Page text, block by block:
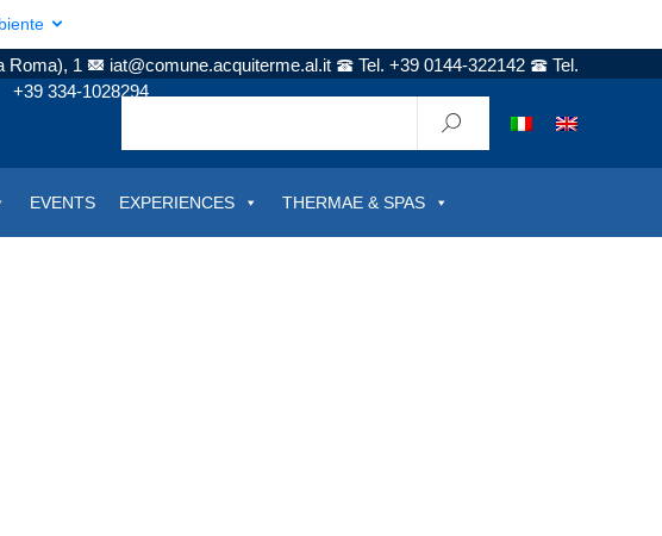
Roma), 1 iat@comune.acquiterme.al.it Tel. +39 0144-322142
Tel.
+39 334-1028294
EVENTS EXPERIENCES THERMAE & SPAS